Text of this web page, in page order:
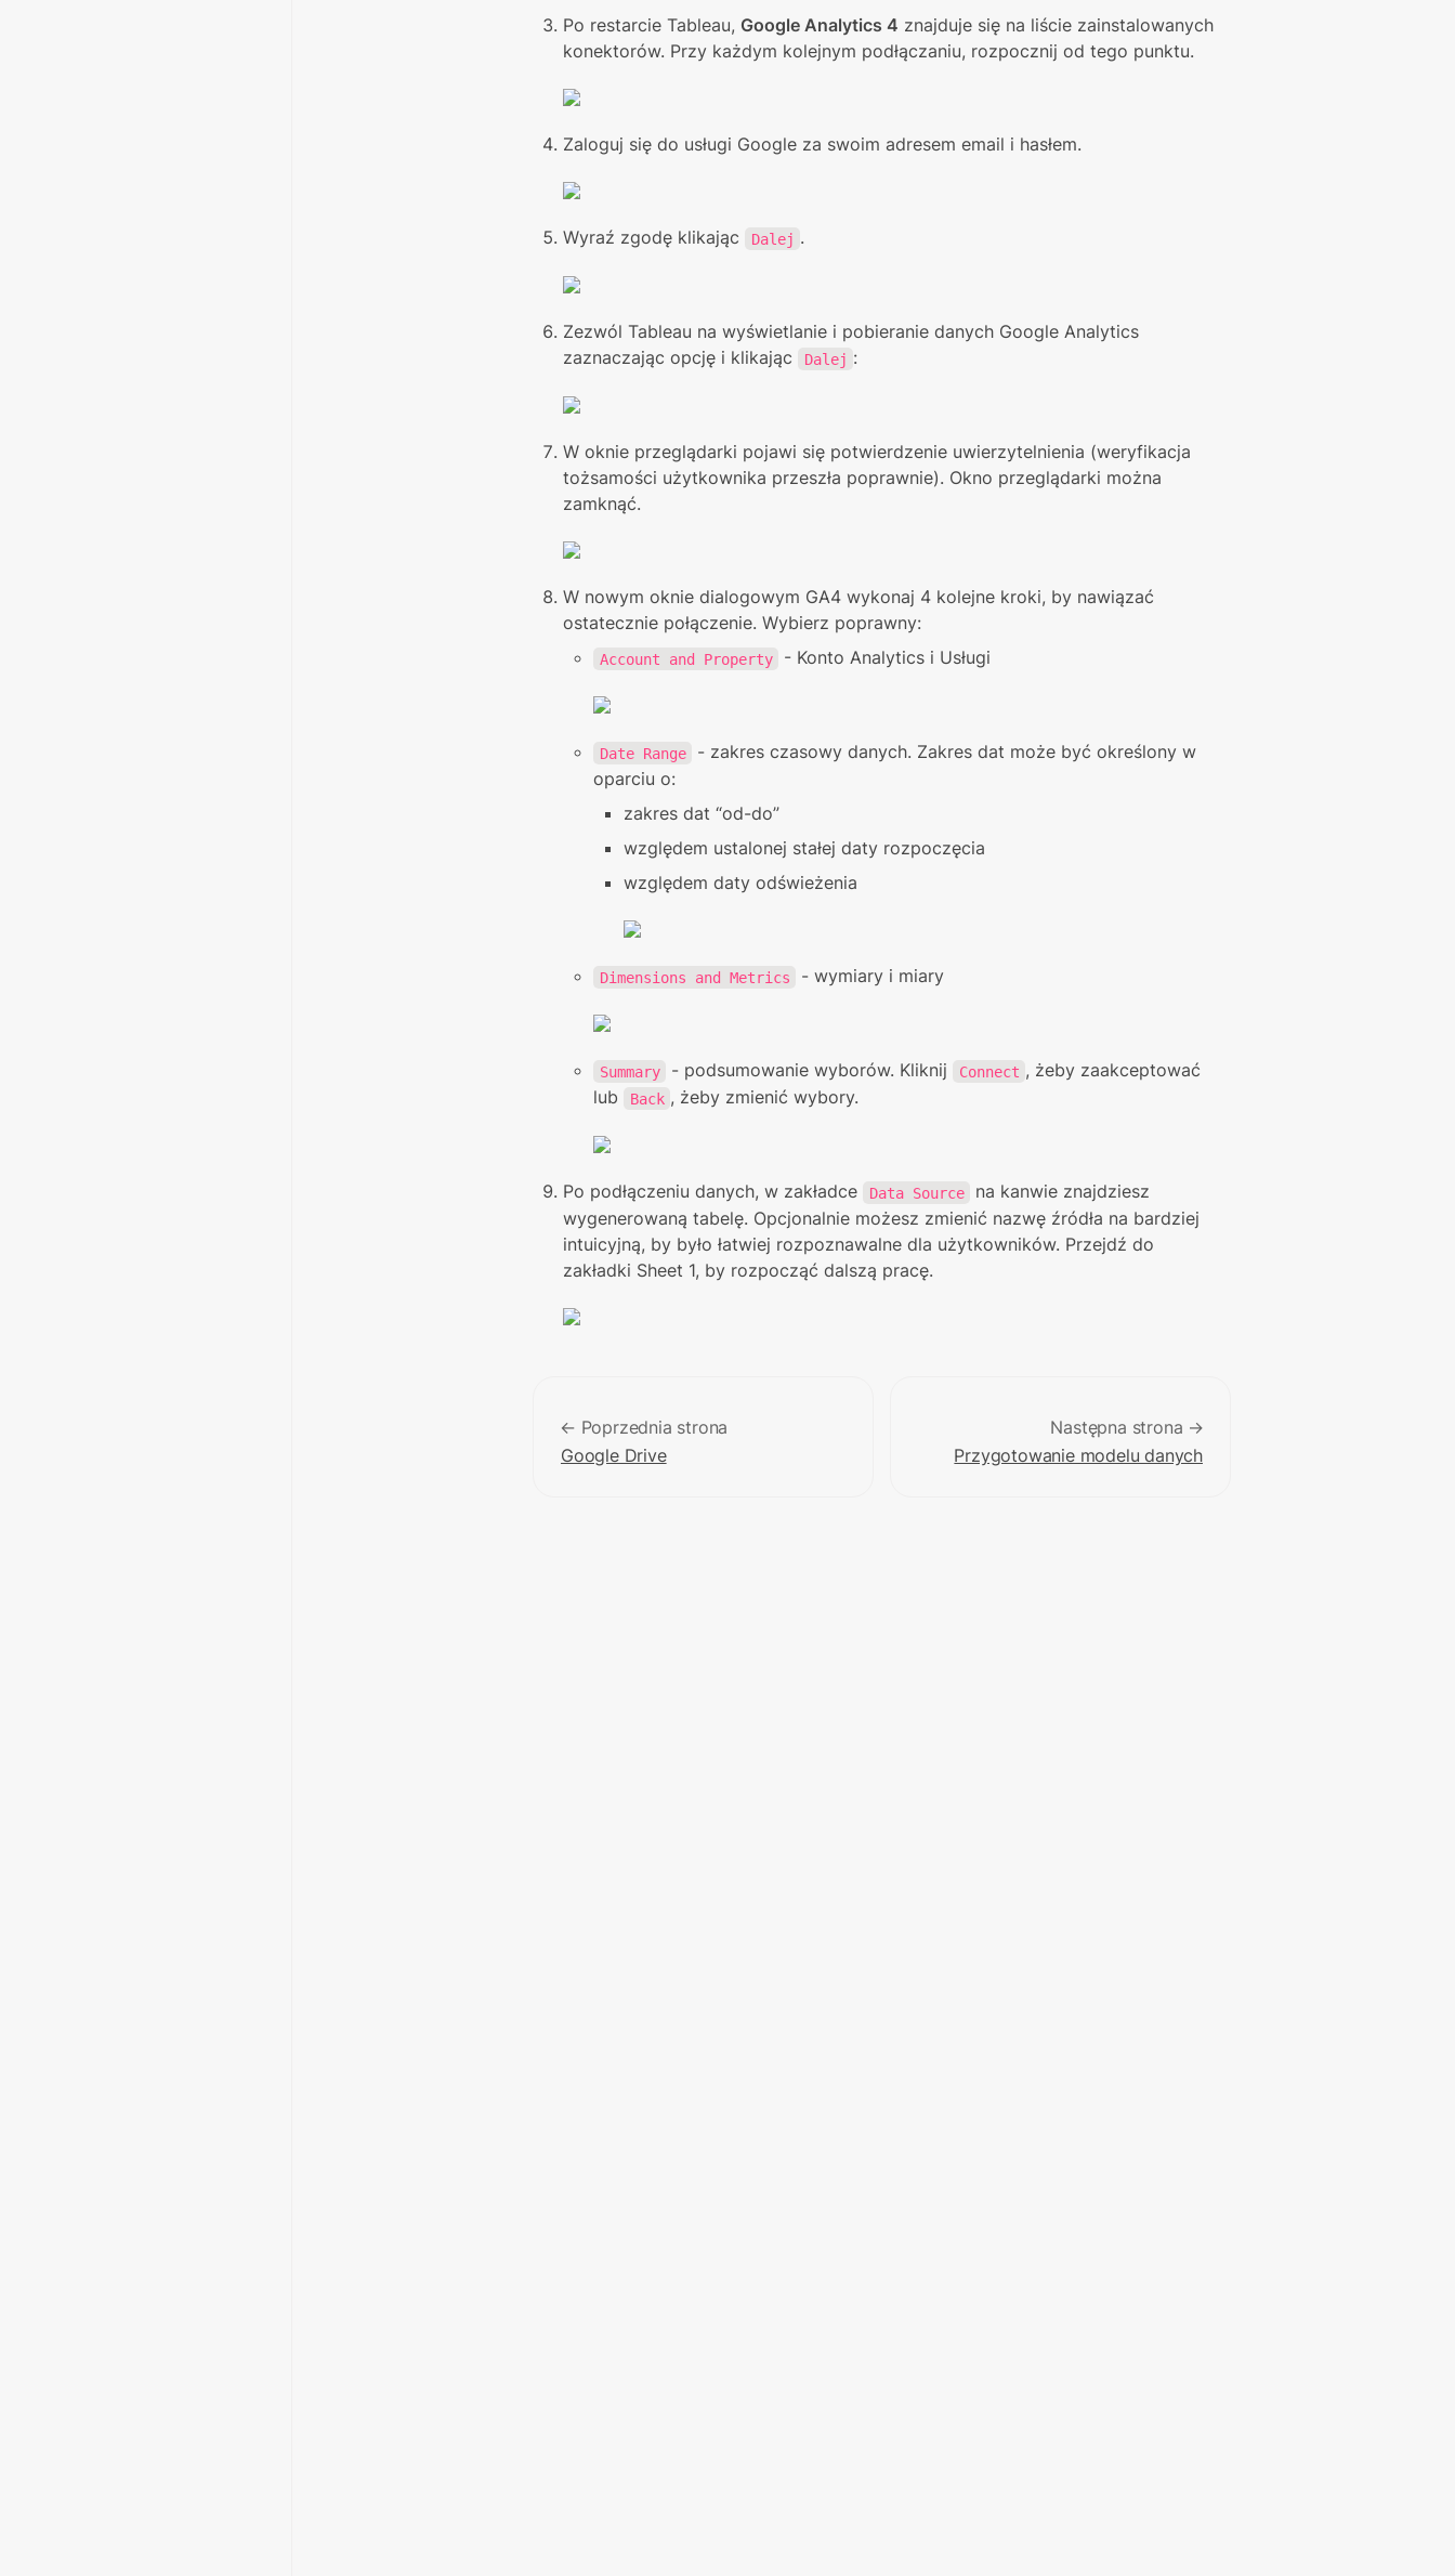
Po restarcie Tableau, Google Analytics 4 znajduje się na liście zainstalowanych
konektorów. Przy każdym kolejnym podłączaniu, rozpocznij od tego punktu.
Zaloguj się do usługi Google za swoim adresem email i hasłem.
Wyraź zgodę klikając Dalej .
Zezwól Tableau na wyświetlanie i pobieranie danych Google Analytics
zaznaczając opcję i klikając
Dalej :
W oknie przeglądarki pojawi się potwierdzenie uwierzytelnienia (weryfikacja
tożsamości użytkownika przeszła poprawnie). Okno przeglądarki można
zamknąć.
W nowym oknie dialogowym GA4 wykonaj 4 kolejne kroki, by nawiązać
ostatecznie połączenie. Wybierz poprawny:
Account and Property - Konto Analytics i Usługi
Date Range
- zakres czasowy danych. Zakres dat może być określony w
oparciu o:
zakres dat “od-do”
względem ustalonej stałej daty rozpoczęcia
względem daty odświeżenia
Dimensions and Metrics - wymiary i miary
Summary - podsumowanie wyborów. Kliknij Connect , żeby zaakceptować
lub
Back , żeby zmienić wybory.
Po podłączeniu danych, w zakładce Data Source
na kanwie znajdziesz
wygenerowaną tabelę. Opcjonalnie możesz zmienić nazwę źródła na bardziej
intuicyjną, by było łatwiej rozpoznawalne dla użytkowników. Przejdź do
zakładki Sheet 1, by rozpocząć dalszą pracę.
← Poprzednia strona
Google Drive
Następna strona →
Przygotowanie modelu danych